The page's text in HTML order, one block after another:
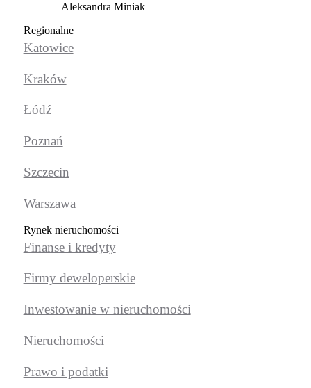
Aleksandra Miniak
Regionalne
Katowice
Kraków
Łódź
Poznań
Szczecin
Warszawa
Rynek nieruchomości
Finanse i kredyty
Firmy deweloperskie
Inwestowanie w nieruchomości
Nieruchomości
Prawo i podatki